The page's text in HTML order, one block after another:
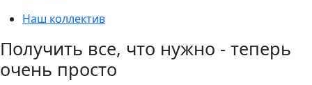
Наш коллектив
Получить все, что нужно - теперь
очень просто